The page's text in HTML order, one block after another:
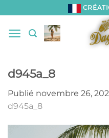
au
contenu
d945a_8
Publié novembre 26,
d945a_8